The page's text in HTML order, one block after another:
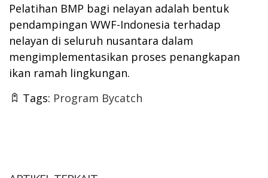
Pelatihan BMP bagi nelayan adalah bentuk
pendampingan WWF-Indonesia terhadap
nelayan di seluruh nusantara dalam
mengimplementasikan proses penangkapan
ikan ramah lingkungan.
Tags: Program Bycatch